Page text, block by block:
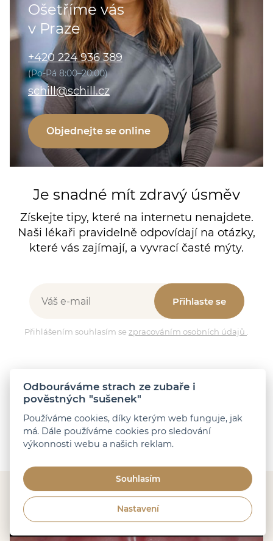
Ošetříme vás
v Praze
+420 224 936 389
(Po-Pá 8:00–20:00)
schill@schill.cz
Objednejte se online
Je snadné mít zdravý úsměv
Získejte tipy, které na internetu nenajdete.
Naši lékaři pravidelně odpovídají na otázky,
které vás zajímají, a vyvrací časté mýty.
Přihlaste se
Přihlášením souhlasím se zpracováním osobních údajů
Další podobné články
Odbouráváme strach ze zubaře i
pověstných "sušenek"
Používáme cookies, díky kterým web funguje, jak
má. Dále používáme cookies pro sledování
výkonnosti webu a našich reklam.
Souhlasím
Nastavení